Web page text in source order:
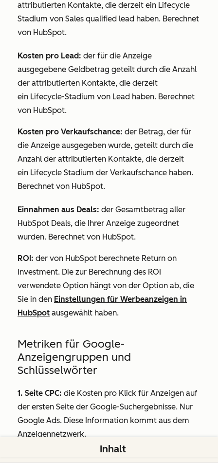
attributierten Kontakte, die derzeit ein Lifecycle
Stadium von Sales qualified lead haben. Berechnet
von HubSpot.
Kosten pro Lead: der für die Anzeige
ausgegebene Geldbetrag geteilt durch die Anzahl
der attributierten Kontakte, die derzeit
ein Lifecycle-Stadium von Lead haben. Berechnet
von HubSpot.
Kosten pro Verkaufschance: der Betrag, der für
die Anzeige ausgegeben wurde, geteilt durch die
Anzahl der attributierten Kontakte, die derzeit
ein Lifecycle Stadium der Verkaufschance haben.
Berechnet von HubSpot.
Einnahmen aus Deals: der Gesamtbetrag aller
HubSpot Deals, die Ihrer Anzeige zugeordnet
wurden. Berechnet von HubSpot.
ROI: der von HubSpot berechnete Return on
Investment. Die zur Berechnung des ROI
verwendete Option hängt von der Option ab, die
Sie in den Einstellungen für Werbeanzeigen in
HubSpot ausgewählt haben.
Metriken für Google-
Anzeigengruppen und
Schlüsselwörter
1. Seite CPC: die Kosten pro Klick für Anzeigen auf
der ersten Seite der Google-Suchergebnisse. Nur
Google Ads. Diese Information kommt aus dem
Anzeigennetzwerk.
Durchschnittliche Position:die durchschnittliche
Inhalt